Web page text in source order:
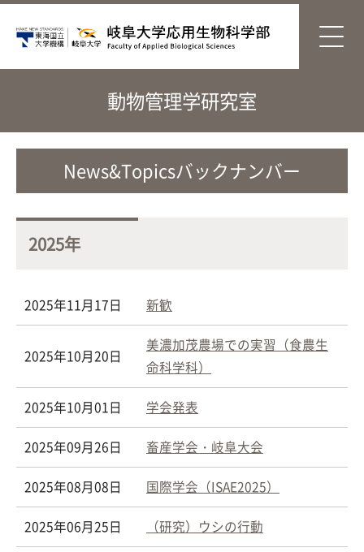
動物管理学研究室
News&Topicsバックナンバー
2025年
2025年11月17日 新歓
2025年10月20日
美濃加茂農場での実習（食農生
命科学科）
2025年10月01日 学会発表
2025年09月26日 畜産学会・岐阜大会
2025年08月08日 国際学会（ISAE2025）
2025年06月25日 （研究）ウシの行動